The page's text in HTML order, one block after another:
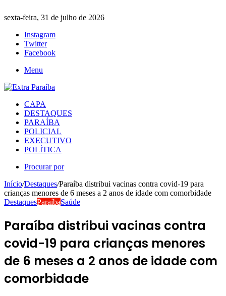
sexta-feira, 31 de julho de 2026
Instagram
Twitter
Facebook
Menu
CAPA
DESTAQUES
PARAÍBA
POLICIAL
EXECUTIVO
POLÍTICA
Procurar por
Início/Destaques/Paraíba distribui vacinas contra covid-19 para
crianças menores de 6 meses a 2 anos de idade com comorbidade
DestaquesParaíbaSaúde
Paraíba distribui vacinas contra
covid-19 para crianças menores
de 6 meses a 2 anos de idade com
comorbidade